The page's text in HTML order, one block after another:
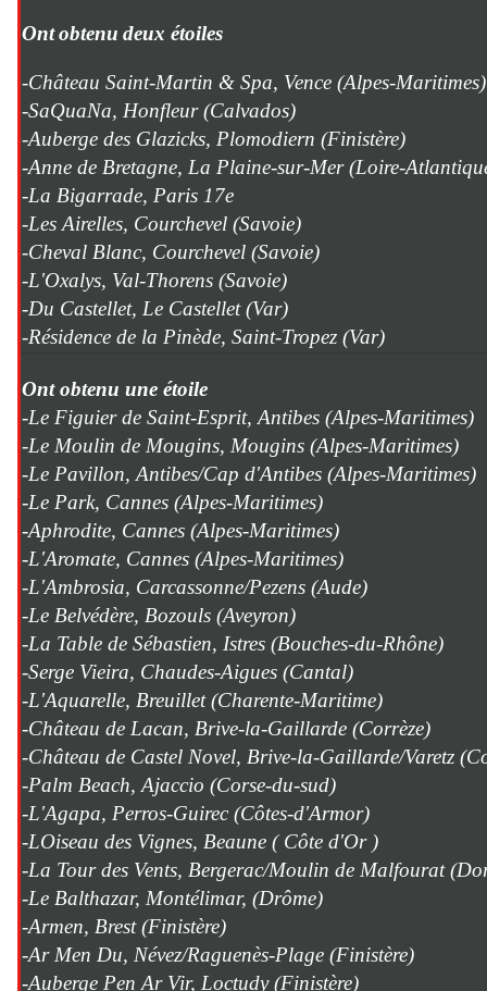
Ontobtenu deux étoiles
-Château Saint-Martin & Spa, Vence (Alpes-Maritimes)
-SaQuaNa, Honfleur (Calvados)
-Auberge des Glazicks, Plomodiern (Finistère)
-Anne de Bretagne, La Plaine-sur-Mer (Loire-
-La Bigarrade, Paris 17e
-Les Airelles, Courchevel (Savoie)
-Cheval Blanc, Courchevel (Savoie)
-L'Oxalys, Val-Thorens (Savoie)
-Du Castellet, Le Castellet (Var)
-Résidence de la Pinède, Saint-Tropez (Var)
Ont obtenu une étoile
-Le Figuier de Saint-Esprit, Antibes (Alpes-Maritimes)
-Le Moulin de Mougins, Mougins (Alpes-Maritimes)
-Le Pavillon, Antibes/Cap d'Antibes (Alpes-Maritimes)
-Le Park, Cannes (Alpes-Maritimes)
-Aphrodite, Cannes (Alpes-Maritimes)
-L'Aromate, Cannes (Alpes-Maritimes)
-L'Ambrosia, Carcassonne/Pezens (Aude)
-Le Belvédère, Bozouls (Aveyron)
-La Table de Sébastien, Istres (Bouches-du-Rhône)
-Serge Vieira, Chaudes-Aigues (Cantal)
-L'Aquarelle, Breuillet (Charente-Maritime)
-Château de Lacan, Brive-la-Gaillarde (Corrèze)
-Château de Castel Novel, Brive-la-Gaillarde/Varetz
-Palm Beach, Ajaccio (Corse-du-sud)
-L'Agapa, Perros-Guirec (Côtes-d'Armor)
-LOiseau des Vignes, Beaune ( Côte d'Or )
-La Tour des Vents, Bergerac/Moulin de Malfourat
-Le Balthazar, Montélimar, (Drôme)
-Armen, Brest (Finistère)
-Ar Men Du, Névez/Raguenès-Plage (Finistère)
-Auberge Pen Ar Vir, Loctudy (Finistère)